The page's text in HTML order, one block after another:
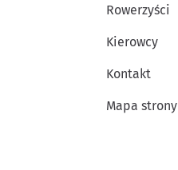
Rowerzyści
Kierowcy
Kontakt
Mapa strony